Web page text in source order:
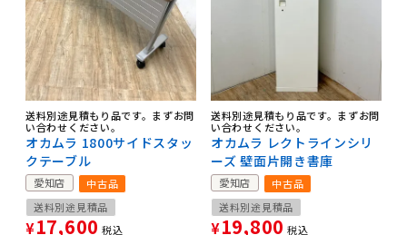
送料別途見積もり品です。まずお問
い合わせください。
オカムラ 1800サイドスタッ
クテーブル
愛知店
中古品
送料別途見積品
¥17,600 税込
送料別途見積もり品です。まずお問
い合わせください。
オカムラ レクトラインシリ
ーズ 壁面片開き書庫
愛知店
中古品
送料別途見積品
¥19,800 税込